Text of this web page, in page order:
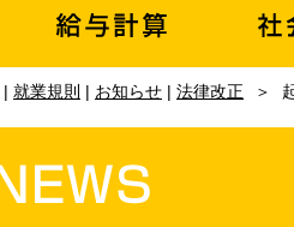
| 就業規則 | お知らせ | 法律改正 ＞